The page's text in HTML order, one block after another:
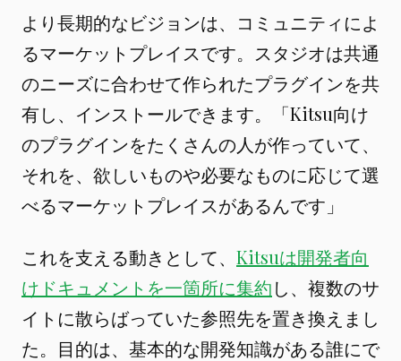
より長期的なビジョンは、コミュニティによ
るマーケットプレイスです。スタジオは共通
のニーズに合わせて作られたプラグインを共
有し、インストールできます。「Kitsu向け
のプラグインをたくさんの人が作っていて、
それを、欲しいものや必要なものに応じて選
べるマーケットプレイスがあるんです」
これを支える動きとして、 Kitsuは開発者向
けドキュメントを一箇所に集約し、複数のサ
イトに散らばっていた参照先を置き換えまし
た。目的は、基本的な開発知識がある誰にで